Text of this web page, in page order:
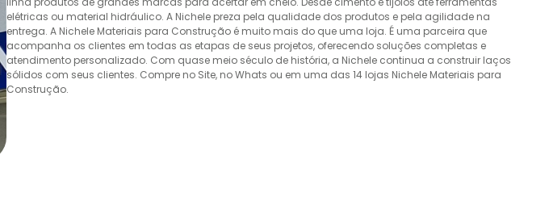
elétricas ou material hidráulico. A Nichele preza pela qualidade dos produtos e pela agilidade na
entrega. A Nichele Materiais para Construção é muito mais do que uma loja. É uma parceira que
acompanha os clientes em todas as etapas de seus projetos, oferecendo soluções completas e
atendimento personalizado. Com quase meio século de história, a Nichele continua a construir laços
sólidos com seus clientes. Compre no Site, no Whats ou em uma das 14 lojas Nichele Materiais para
Construção.